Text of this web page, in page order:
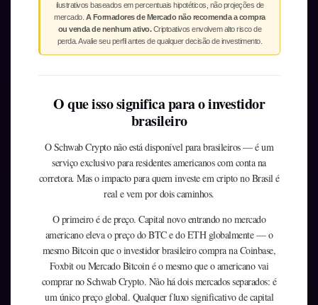
ilustrativos baseados em percentuais hipotéticos, não projeções de
mercado. A Formadores de Mercado não recomenda a compra
ou venda de nenhum ativo.Criptoativos envolvem alto risco de
perda. Avalie seu perfil antes de qualquer decisão de investimento.
O que isso significa para o investidor
brasileiro
O Schwab Crypto não está disponível para brasileiros — é um
serviço exclusivo para residentes americanos com conta na
corretora. Mas o impacto para quem investe em cripto no Brasil é
real e vem por dois caminhos.
O primeiro é de preço. Capital novo entrando no mercado
americano eleva o preço do BTC e do ETH globalmente — o
mesmo Bitcoin que o investidor brasileiro compra na Coinbase,
Foxbit ou Mercado Bitcoin é o mesmo que o americano vai
comprar no Schwab Crypto. Não há dois mercados separados: é
um único preço global. Qualquer fluxo significativo de capital